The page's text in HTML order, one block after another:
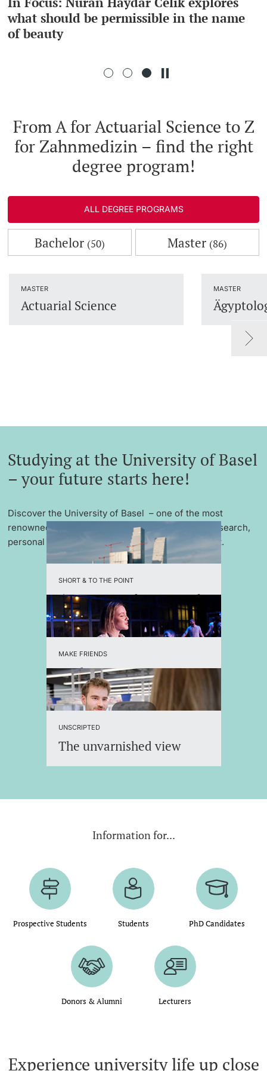
Donors & Alumni
Continuing Education
what should be permissible in the name
of beauty
From A for Actuarial Science to Z
for Zahnmedizin – find the right
degree program!
ALL DEGREE PROGRAMS
Bachelor (50) Master (86)
MASTER
Actuarial Science
MASTER
Studying at the University of Basel
– your future starts here!
Discover the University of Basel – one of the most
renowned universities in Europe with excellent research,
personal support and an international environment.
SHORT & TO THE POINT
5 reasons to choose Basel
MAKE FRIENDS
Student Organizations
UNSCRIPTED
The unvarnished view
Information for...
Prospective Students Students PhD Candidates
Donors & Alumni Lecturers
Experience university life up close